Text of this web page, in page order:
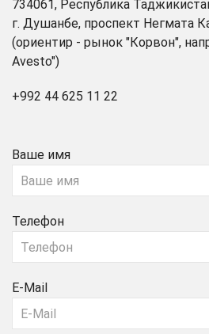
734061, Республика
г. Душанбе, проспект Негмата
(ориентир - рынок "Корвон",
Avesto")
+992 44 625 11 22
Ваше имя
Телефон
E-Mail